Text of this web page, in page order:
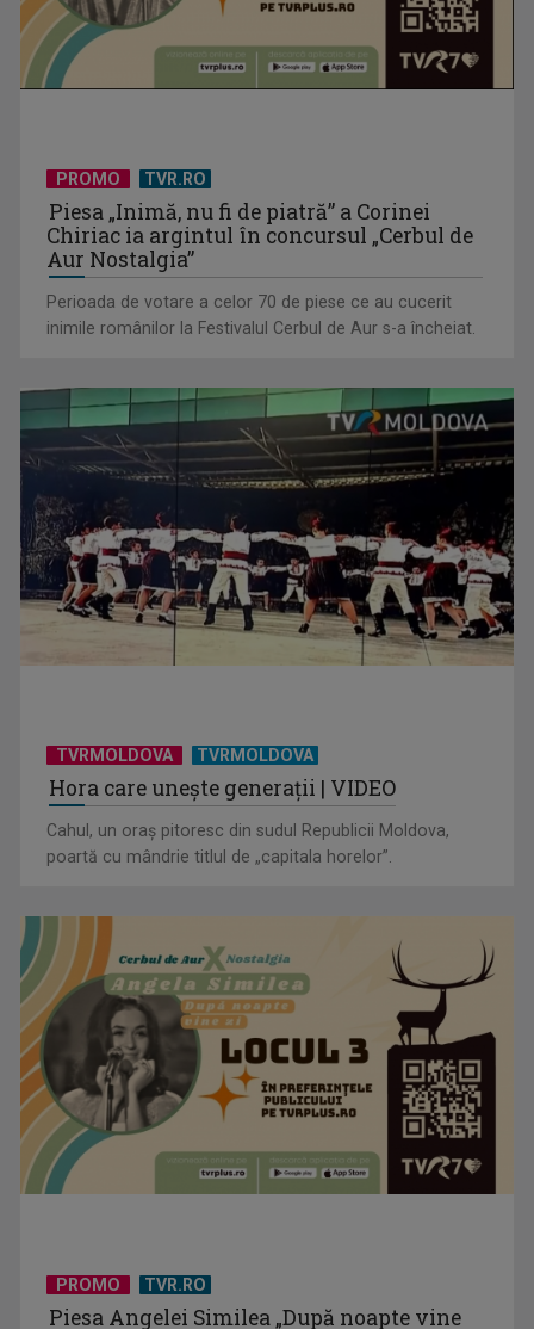
PROMO TVR.RO
Piesa „Inimă, nu fi de piatră” a Corinei
Chiriac ia argintul în concursul „Cerbul de
Aur Nostalgia”
Perioada de votare a celor 70 de piese ce au cucerit
inimile românilor la Festivalul Cerbul de Aur s-a încheiat.
TVRMOLDOVA TVRMOLDOVA
Hora care unește generații | VIDEO
Cahul, un oraș pitoresc din sudul Republicii Moldova,
poartă cu mândrie titlul de „capitala horelor”.
PROMO TVR.RO
Piesa Angelei Similea „După noapte vine